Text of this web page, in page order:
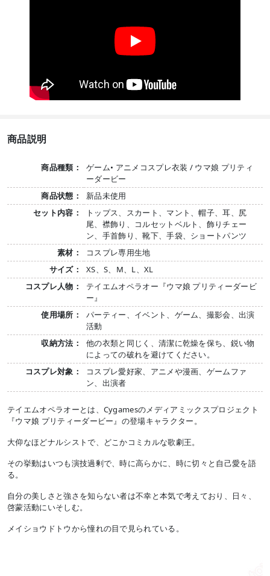
商品説明
商品種類：
ゲーム• アニメコスプレ衣装 / ウマ娘 プリティ
ーダービー
商品状態：
新品未使用
セット内容：
トップス、スカート、マント、帽子、耳、尻
尾、襟飾り、コルセットベルト、飾りチェー
ン、手首飾り、靴下、手袋、ショートパンツ
素材：
コスプレ専用生地
サイズ：
XS、S、M、L、XL
コスプレ人物：
テイエムオペラオー『ウマ娘 プリティーダービ
ー』
使用場所：
パーティー、イベント、ゲーム、撮影会、出演
活動
収納方法：
他の衣類と同じく、清潔に乾燥を保ち、鋭い物
によっての破れを避けてください。
コスプレ対象：
コスプレ愛好家、アニメや漫画、ゲームファ
ン、出演者
テイエムオペラオーとは、Cygamesのメディアミックスプロジェクト
『ウマ娘 プリティーダービー』の登場キャラクター。
大仰なほどナルシストで、どこかコミカルな歌劇王。
その挙動はいつも演技過剰で、時に高らかに、時に切々と自己愛を語
る。
自分の美しさと強さを知らない者は不幸と本気で考えており、日々、
啓蒙活動にいそしむ。
メイショウドトウから憧れの目で見られている。